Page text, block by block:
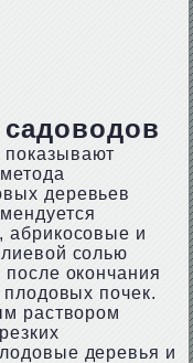
деревьев
абрикосовые и
солью
окончания
почек.
раствором
деревья и